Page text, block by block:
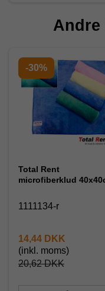
Andre
-30%
Total Rent
microfiberklud
1111134-r
20,62 DKK
14,44 DKK
(inkl. moms)